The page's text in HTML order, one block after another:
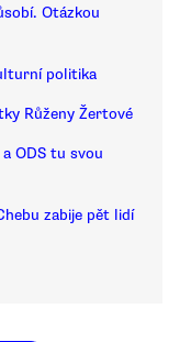
Otázkou
politika
Růženy Žertové
ODS tu svou
zabije pět lidí